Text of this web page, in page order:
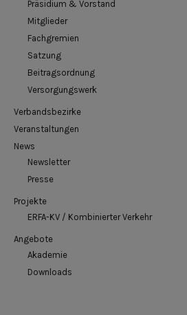
Präsidium & Vorstand
Mitglieder
Fachgremien
Satzung
Beitragsordnung
Versorgungswerk
Verbandsbezirke
Veranstaltungen
News
Newsletter
Presse
Projekte
ERFA-KV / Kombinierter Verkehr
Angebote
Akademie
Downloads